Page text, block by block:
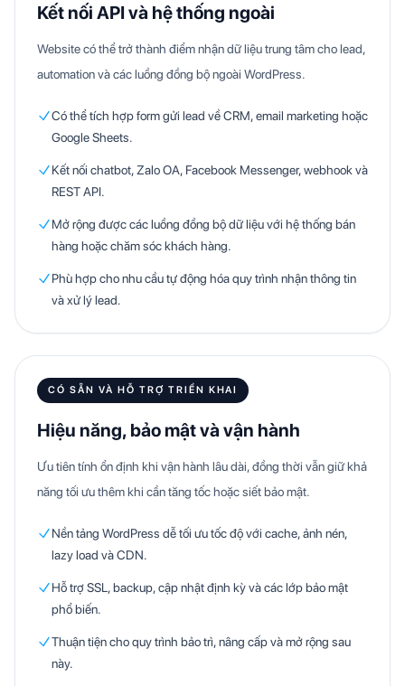
Kết nối API và hệ thống ngoài
Website có thể trở thành điểm nhận dữ liệu trung tâm cho lead,
automation và các luồng đồng bộ ngoài WordPress.
Có thể tích hợp form gửi lead về CRM, email marketing hoặc
Google Sheets.
Kết nối chatbot, Zalo OA, Facebook Messenger, webhook và
REST API.
Mở rộng được các luồng đồng bộ dữ liệu với hệ thống bán
hàng hoặc chăm sóc khách hàng.
Phù hợp cho nhu cầu tự động hóa quy trình nhận thông tin
và xử lý lead.
CÓ SẴN VÀ HỖ TRỢ TRIỂN KHAI
Hiệu năng, bảo mật và vận hành
Ưu tiên tính ổn định khi vận hành lâu dài, đồng thời vẫn giữ khả
năng tối ưu thêm khi cần tăng tốc hoặc siết bảo mật.
Nền tảng WordPress dễ tối ưu tốc độ với cache, ảnh nén,
lazy load và CDN.
Hỗ trợ SSL, backup, cập nhật định kỳ và các lớp bảo mật
phổ biến.
Thuận tiện cho quy trình bảo trì, nâng cấp và mở rộng sau
này.